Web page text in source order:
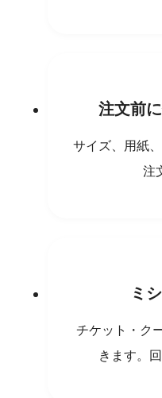
注文前
サイズ、用紙
注
ミ
チケット・ク
きます。